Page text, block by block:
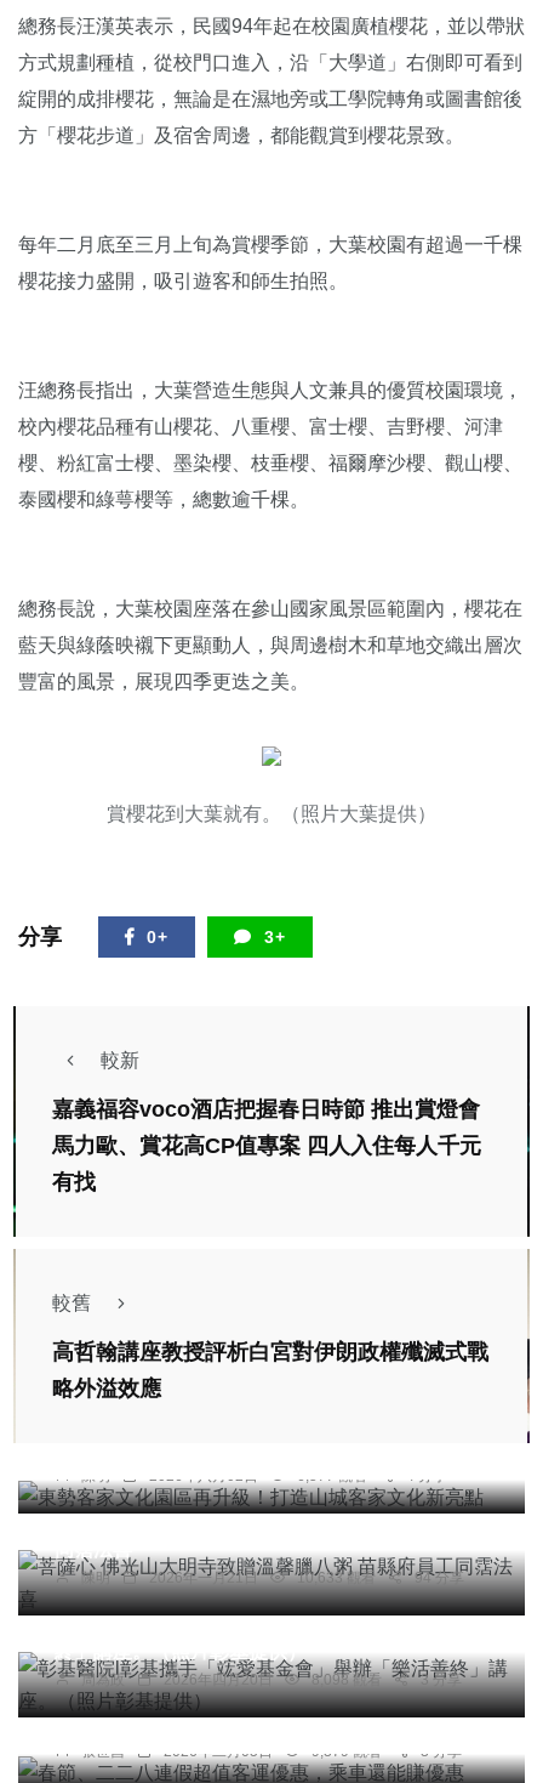
總務長汪漢英表示，民國94年起在校園廣植櫻花，並以帶狀
方式規劃種植，從校門口進入，沿「大學道」右側即可看到
綻開的成排櫻花，無論是在濕地旁或工學院轉角或圖書館後
方「櫻花步道」及宿舍周邊，都能觀賞到櫻花景致。
每年二月底至三月上旬為賞櫻季節，大葉校園有超過一千棵
櫻花接力盛開，吸引遊客和師生拍照。
汪總務長指出，大葉營造生態與人文兼具的優質校園環境，
校內櫻花品種有山櫻花、八重櫻、富士櫻、吉野櫻、河津
櫻、粉紅富士櫻、墨染櫻、枝垂櫻、福爾摩沙櫻、觀山櫻、
泰國櫻和綠萼櫻等，總數逾千棵。
總務長說，大葉校園座落在參山國家風景區範圍內，櫻花在
藍天與綠蔭映襯下更顯動人，與周邊樹木和草地交織出層次
豐富的風景，展現四季更迭之美。
賞櫻花到大葉就有。（照片大葉提供）
分享 0+ 3+
較新
嘉義福容voco酒店把握春日時節 推出賞燈會
馬力歐、賞花高CP值專案 四人入住每人千元
有找
較舊
高哲翰講座教授評析白宮對伊朗政權殲滅式戰
略外溢效應
綜合新聞
陳明 2026年八月02日 6,577 觀看 4 分享
社會 宗教 綜合新聞
菩薩心 佛光山大明寺致贈溫馨臘八粥 苗縣府員工
陳明 2026年一月21日 10,633 觀看 94 分享
社會 宗教 綜合新聞 健康 文教
彰基醫院l彰基攜手「竤愛基金會」舉辦「樂活善
周為政 2026年四月20日 8,098 觀看 3 分享
社會 綜合新聞 旅遊
春節、二二八連假超值客運優惠，乘車還能賺優惠
張世昌 2026年二月05日 9,379 觀看 3 分享
雲林斗六福懋興業公司啓動全球首創eSMORE-